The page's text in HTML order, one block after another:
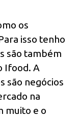
os
isso tenho
são também
Ifood. A
são negócios
na
muito e o